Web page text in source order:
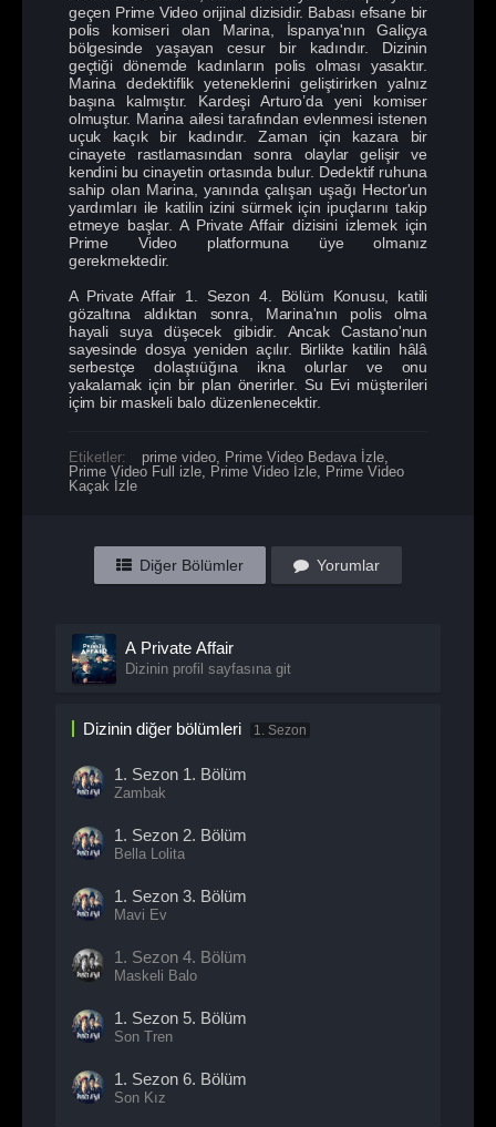
geçen Prime Video orijinal dizisidir. Babası efsane bir
polis komiseri olan Marina, İspanya'nın Galiçya
bölgesinde yaşayan cesur bir kadındır. Dizinin
geçtiği dönemde kadınların polis olması yasaktır.
Marina dedektiflik yeteneklerini geliştirirken yalnız
başına kalmıştır. Kardeşi Arturo’da yeni komiser
olmuştur. Marina ailesi tarafından evlenmesi istenen
uçuk kaçık bir kadındır. Zaman için kazara bir
cinayete rastlamasından sonra olaylar gelişir ve
kendini bu cinayetin ortasında bulur. Dedektif ruhuna
sahip olan Marina, yanında çalışan uşağı Hector'un
yardımları ile katilin izini sürmek için ipuçlarını takip
etmeye başlar. A Private Affair dizisini izlemek için
Prime Video platformuna üye olmanız
gerekmektedir.
A Private Affair 1. Sezon 4. Bölüm Konusu, katili
gözaltına aldıktan sonra, Marina'nın polis olma
hayali suya düşecek gibidir. Ancak Castano'nun
sayesinde dosya yeniden açılır. Birlikte katilin hâlâ
serbestçe dolaştıüğına ikna olurlar ve onu
yakalamak için bir plan önerirler. Su Evi müşterileri
içim bir maskeli balo düzenlenecektir.
Etiketler: prime video Prime Video Bedava İzle
Prime Video Full izle Prime Video İzle Prime Video
Kaçak İzle
Diğer Bölümler Yorumlar
A Private Affair
Dizinin profil sayfasına git
Dizinin diğer bölümleri 1. Sezon
1. Sezon 1. Bölüm
Zambak
1. Sezon 2. Bölüm
Bella Lolita
1. Sezon 3. Bölüm
Mavi Ev
1. Sezon 4. Bölüm
Maskeli Balo
1. Sezon 5. Bölüm
Son Tren
1. Sezon 6. Bölüm
Son Kız